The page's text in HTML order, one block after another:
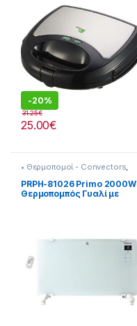
-20%
25.00€
31.25€
• Θερμοπομοί - Convectors
Primo
PRPH-81026 Primo 2000W
Θερμοπομπός Γυαλί με